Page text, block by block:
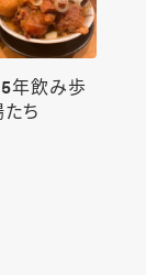
年飲み歩
ち